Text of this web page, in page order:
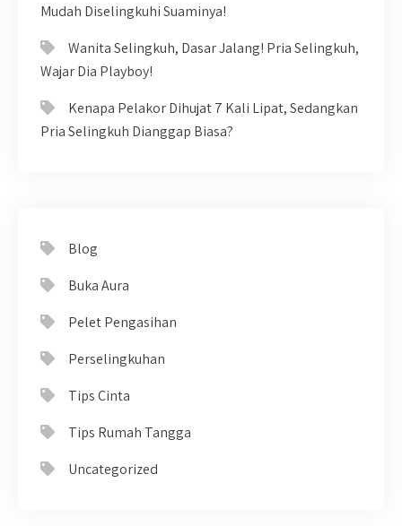
Mudah Diselingkuhi Suaminya!
Wanita Selingkuh, Dasar Jalang! Pria Selingkuh,
Wajar Dia Playboy!
Kenapa Pelakor Dihujat 7 Kali Lipat, Sedangkan
Pria Selingkuh Dianggap Biasa?
Blog
Buka Aura
Pelet Pengasihan
Perselingkuhan
Tips Cinta
Tips Rumah Tangga
Uncategorized